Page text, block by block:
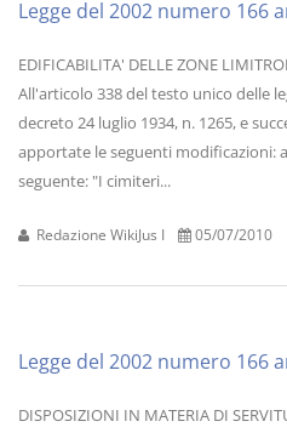
Legge del 2002 numero 166
EDIFICABILITA' DELLE ZONE
All'articolo 338 del testo unico delle
decreto 24 luglio 1934, n. 1265, e
apportate le seguenti modificazioni:
seguente: "I cimiteri...
Redazione WikiJus I 05/07/2010
Legge del 2002 numero 166
DISPOSIZIONI IN MATERIA DI